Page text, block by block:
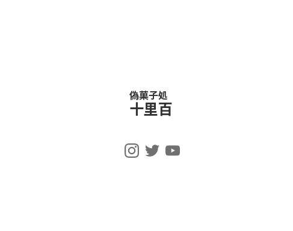
偽菓子処
十里百